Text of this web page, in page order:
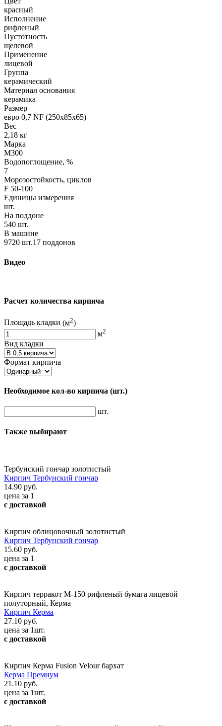
красный
Исполнение
рифленый
Пустотность
щелевой
Применение
лицевой
Группа
керамический
Материал основания
керамика
Размер
евро 0,7 NF (250х85х65)
Вес
2,18 кг
Марка
М300
Водопоглощение, %
7
Морозостойкость, циклов
F 50-100
Единицы измерения
шт.
На поддоне
540 шт.
В машине
9720 шт.17 поддонов
Видео
Расчет количества кирпича
Площадь кладки (м2)
м2
Вид кладки
Формат кирпича
Необходимое кол-во кирпича (шт.)
шт.
Также выбирают
Тербунский гончар золотистый
Кирпич Тербунский гончар
14.90 руб.
цена за 1
с доставкой
Кирпич облицовочный золотистый
Кирпич Тербунский гончар
15.60 руб.
цена за 1
с доставкой
Кирпич терракот М-150 рифленый бумага лицевой
полуторный, Керма
Кирпич Керма
27.10 руб.
цена за 1шт.
с доставкой
Кирпич Керма Fusion Velour бархат
Керма Премиум
21.10 руб.
цена за 1шт.
с доставкой